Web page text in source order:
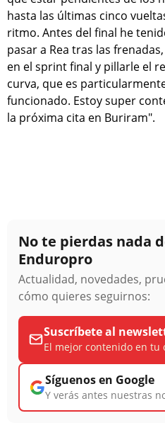
hasta las últimas cinco
ritmo. Antes del final he
pasar a Rea tras las
en el sprint final y pillarle el
curva, que es
funcionado. Estoy super
la próxima cita en Buriram".
No te pierdas nada
Enduropro
Actualidad, novedades,
cómo quieres seguirnos:
Suscríbete al
El mejor contenido en tu
Síguenos en Google
Y verás antes nuestras